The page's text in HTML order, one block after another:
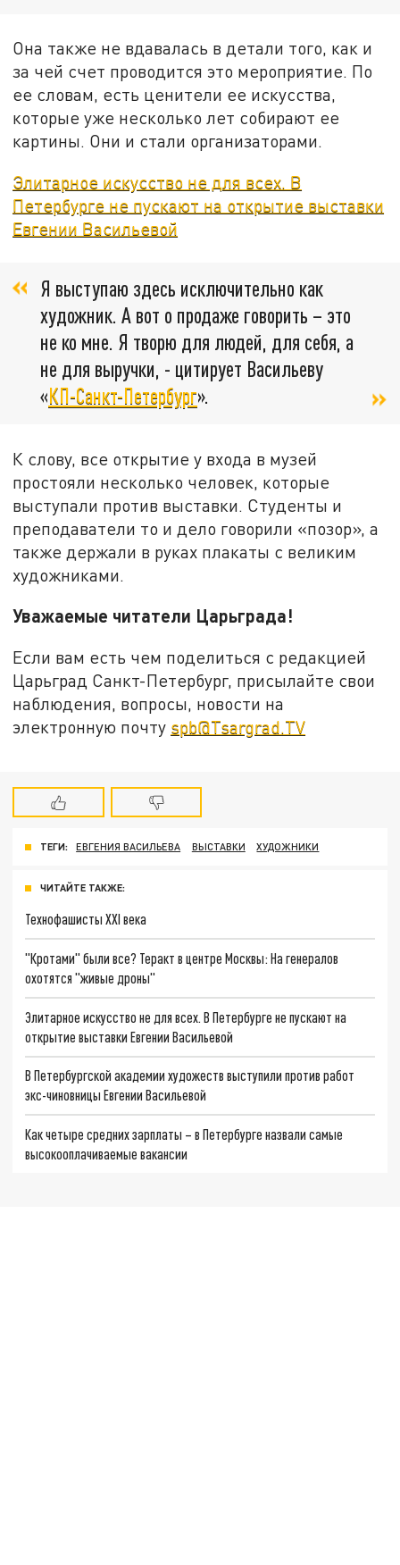
Она также не вдавалась в детали того, как и
за чей счет проводится это мероприятие. По
ее словам, есть ценители ее искусства,
которые уже несколько лет собирают ее
картины. Они и стали организаторами.
Элитарное искусство не для всех. В
Петербурге не пускают на открытие выставки
Евгении Васильевой
Я выступаю здесь исключительно как
художник. А вот о продаже говорить – это
не ко мне. Я творю для людей, для себя, а
не для выручки, - цитирует Васильеву
«КП-Санкт-Петербург».
К слову, все открытие у входа в музей
простояли несколько человек, которые
выступали против выставки. Студенты и
преподаватели то и дело говорили «позор», а
также держали в руках плакаты с великим
художниками.
Уважаемые читатели Царьграда!
Если вам есть чем поделиться с редакцией
Царьград Санкт-Петербург, присылайте свои
наблюдения, вопросы, новости на
электронную почту spb@Tsargrad.TV
ТЕГИ: ЕВГЕНИЯ ВАСИЛЬЕВА ВЫСТАВКИ ХУДОЖНИКИ
ЧИТАЙТЕ ТАКЖЕ:
Технофашисты XXI века
"Кротами" были все? Теракт в центре Москвы: На генералов
охотятся "живые дроны"
Элитарное искусство не для всех. В Петербурге не пускают на
открытие выставки Евгении Васильевой
В Петербургской академии художеств выступили против работ
экс-чиновницы Евгении Васильевой
Как четыре средних зарплаты – в Петербурге назвали самые
высокооплачиваемые вакансии